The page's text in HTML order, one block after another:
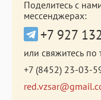
Поделитесь с
мессенджерах:
+7 927
или свяжитесь по
+7 (8452) 23-03-